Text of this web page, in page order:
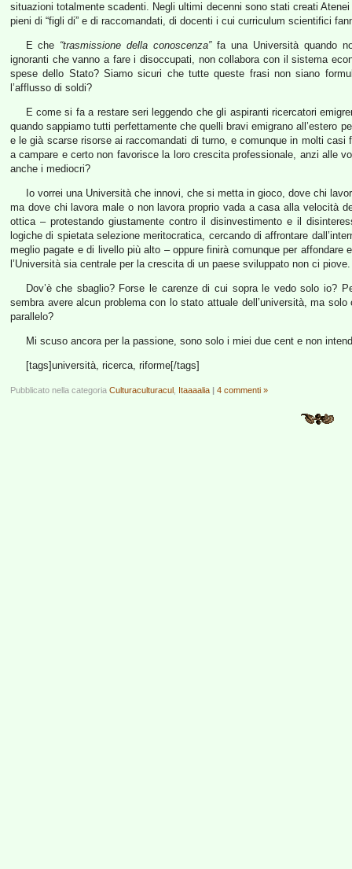
situazioni totalmente scadenti. Negli ultimi decenni sono stati creati
pieni di “figli di” e di raccomandati, di docenti i cui curriculum scientifici
E che “trasmissione della conoscenza”fa una Università quando
ignoranti che vanno a fare i disoccupati, non collabora con il sistema
spese dello Stato? Siamo sicuri che tutte queste frasi non siano
l’afflusso di soldi?
E come si fa a restare seri leggendo che gli aspiranti ricercatori
quando sappiamo tutti perfettamente che quelli bravi emigrano all’estero
e le già scarse risorse ai raccomandati di turno, e comunque in molti
a campare e certo non favorisce la loro crescita professionale, anzi alle
anche i mediocri?
Io vorrei una Università che innovi, che si metta in gioco, dove chi
ma dove chi lavora male o non lavora proprio vada a casa alla velocità
ottica – protestando giustamente contro il disinvestimento e il
logiche di spietata selezione meritocratica, cercando di affrontare
meglio pagate e di livello più alto – oppure finirà comunque per
l’Università sia centrale per la crescita di un paese sviluppato non ci piove.
Dov’è che sbaglio? Forse le carenze di cui sopra le vedo solo io?
sembra avere alcun problema con lo stato attuale dell’università, ma
parallelo?
Mi scuso ancora per la passione, sono solo i miei due cent e non
[tags]università, ricerca, riforme[/tags]
Pubblicato nella categoria Culturaculturacul Itaaaalia | 4 commenti »